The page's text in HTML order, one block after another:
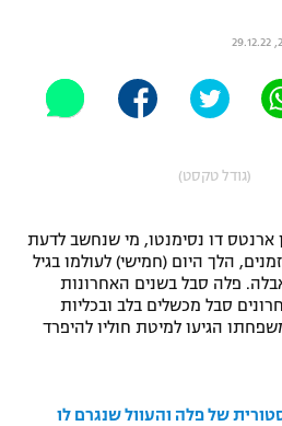
(גודל טקסט)
דו נסימנטו, מי שנחשב לדעת
הלך היום (חמישי) לעולמו בגיל
אבלה. פלה סבל בשנים האחרונות
סבל מכשלים בלב ובכליות
הגיעו למיטת חוליו להיפרד
של פלה והעוול שנגרם לו